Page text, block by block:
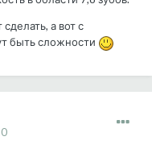
а вот с
быть сложности